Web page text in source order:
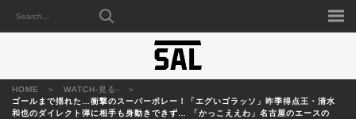
HOME
WATCH-見る-
ゴールまで揺れた…衝撃のスーパーボレー！「エグいゴラッソ」昨季得点王・清水
和也のダイレクト弾に相手も身動きできず… 「かっこええわ」名古屋のエースの